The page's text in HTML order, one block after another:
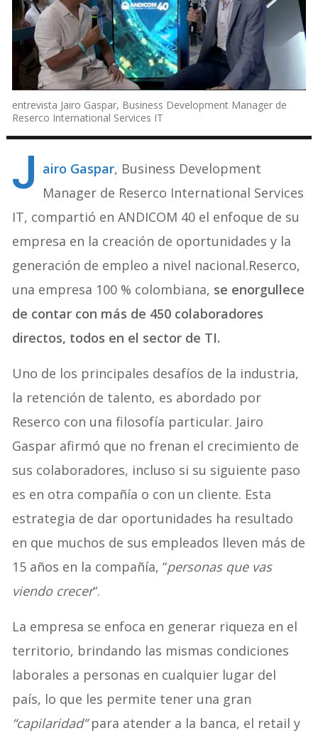
entrevista Jairo Gaspar, Business Development Manager de
Reserco International Services IT
J airo Gaspar, Business Development
Manager de Reserco International Services
IT, compartió en ANDICOM 40 el enfoque de su
empresa en la creación de oportunidades y la
generación de empleo a nivel nacional.Reserco,
una empresa 100 % colombiana, se enorgullece
de contar con más de 450 colaboradores
directos, todos en el sector de TI.
Uno de los principales desafíos de la industria,
la retención de talento, es abordado por
Reserco con una filosofía particular. Jairo
Gaspar afirmó que no frenan el crecimiento de
sus colaboradores, incluso si su siguiente paso
es en otra compañía o con un cliente. Esta
estrategia de dar oportunidades ha resultado
en que muchos de sus empleados lleven más de
15 años en la compañía, “personas que vas
viendo crecer“.
La empresa se enfoca en generar riqueza en el
territorio, brindando las mismas condiciones
laborales a personas en cualquier lugar del
país, lo que les permite tener una gran
“capilaridad”para atender a la banca, el retail y